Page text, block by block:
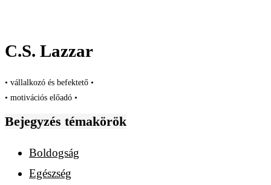
C.S. Lazzar
• vállalkozó és befektető •
• motivációs előadó •
Bejegyzés témakörök
Boldogság
Egészség